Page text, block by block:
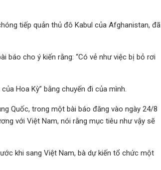
tiếp quản thủ đô Kabul của Afghanistan, đã
báo cho ý kiến ​​rằng: “Có vẻ như việc bị bỏ rơi
Hoa Kỳ” bằng chuyến đi của mình.
Quốc, trong một bài báo đăng vào ngày 24/8
với Việt Nam, nói rằng mục tiêu như vậy sẽ
khi sang Việt Nam, bà dự kiến ​​tổ chức một